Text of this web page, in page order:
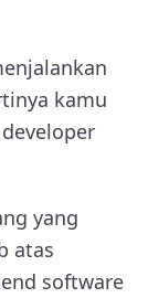
kamu
yang
atas
software